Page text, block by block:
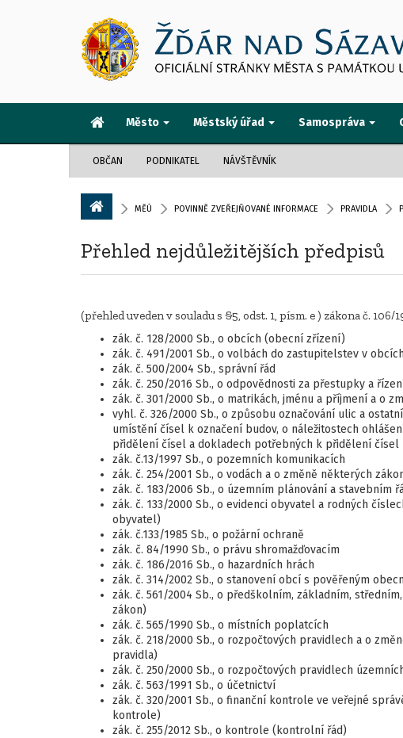
Město Městský úřad Samospráva
OBČAN PODNIKATEL NÁVŠTĚVNÍK
MĚÚ POVINNĚ ZVEŘEJŇOVANÉ INFORMACE PRAVIDLA
Přehled nejdůležitějších předpisů
(přehled uveden v souladu s §5, odst. 1, písm. e ) zákona č.
zák. č. 128/2000 Sb., o obcích (obecní zřízení)
zák. č. 491/2001 Sb., o volbách do zastupitelstev v
zák. č. 500/2004 Sb., správní řád
zák. č. 250/2016 Sb., o odpovědnosti za přestupky a
zák. č. 301/2000 Sb., o matrikách, jménu a příjmení a o
vyhl. č. 326/2000 Sb., o způsobu označování ulic a
umístění čísel k označení budov, o náležitostech
přidělení čísel a dokladech potřebných k přidělení čísel
zák. č.13/1997 Sb., o pozemních komunikacích
zák. č. 254/2001 Sb., o vodách a o změně některých
zák. č. 183/2006 Sb., o územním plánování a stavebním
zák. č. 133/2000 Sb., o evidenci obyvatel a rodných
obyvatel)
zák. č.133/1985 Sb., o požární ochraně
zák. č. 84/1990 Sb., o právu shromažďovacím
zák. č. 186/2016 Sb., o hazardních hrách
zák. č. 314/2002 Sb., o stanovení obcí s pověřeným
zák. č. 561/2004 Sb., o předškolním, základním,
zákon)
zák. č. 565/1990 Sb., o místních poplatcích
zák. č. 218/2000 Sb., o rozpočtových pravidlech a o
pravidla)
zák. č. 250/2000 Sb., o rozpočtových pravidlech
zák. č. 563/1991 Sb., o účetnictví
zák. č. 320/2001 Sb., o finanční kontrole ve veřejné
kontrole)
zák. č. 255/2012 Sb., o kontrole (kontrolní řád)